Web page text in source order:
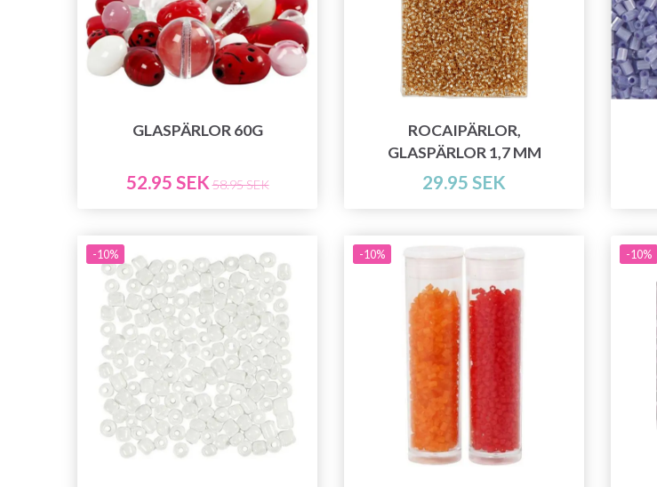
GLASPÄRLOR 60G
52.95 SEK 58.95 SEK
ROCAIPÄRLOR,
GLASPÄRLOR 1,7 MM
29.95 SEK
-10% -10% -10%